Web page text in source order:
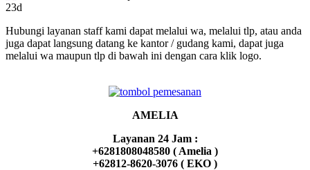
Hubungi layanan staff kami dapat melalui wa, melalui tlp, atau anda
juga dapat langsung datang ke kantor / gudang kami, dapat juga
melalui wa maupun tlp di bawah ini dengan cara klik logo.
AMELIA
Layanan 24 Jam :
+6281808048580 ( Amelia )
+62812-8620-3076 ( EKO )